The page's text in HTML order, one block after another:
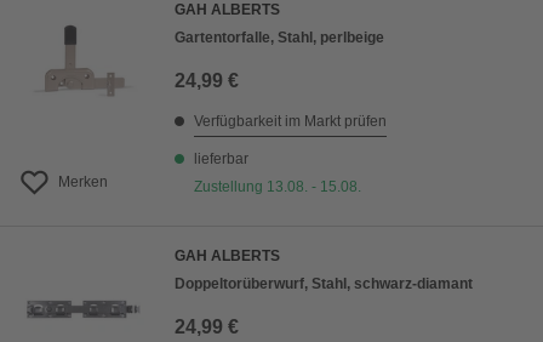
Merken
GAH ALBERTS
Gartentorfalle, Stahl, perlbeige
24,99 €
Verfügbarkeit im Markt prüfen
lieferbar
Zustellung 13.08. - 15.08.
GAH ALBERTS
Doppeltorüberwurf, Stahl, schwarz-diamant
24,99 €